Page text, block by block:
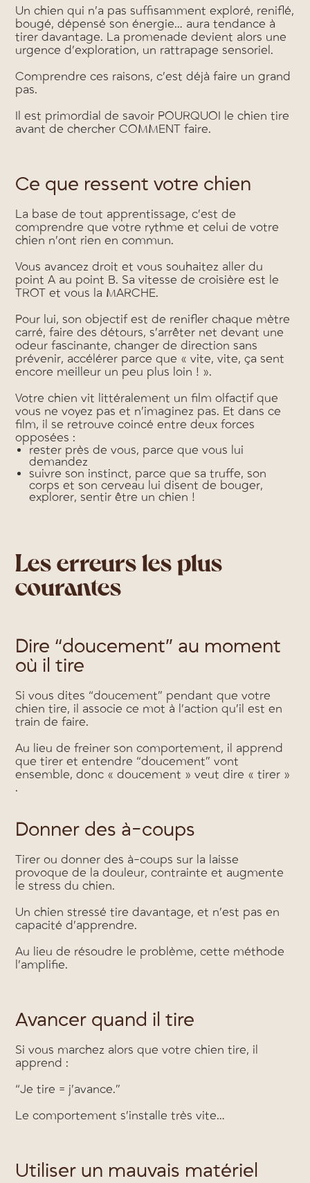
Un chien qui n’a pas suffisamment exploré, reniflé,
bougé, dépensé son énergie… aura tendance à
tirer davantage. La promenade devient alors une
urgence d’exploration, un rattrapage sensoriel.
Comprendre ces raisons, c’est déjà faire un grand
pas.
Il est primordial de savoir POURQUOI le chien tire
avant de chercher COMMENT faire.
Ce que ressent votre chien
La base de tout apprentissage, c’est de
comprendre que votre rythme et celui de votre
chien n’ont rien en commun.
Vous avancez droit et vous souhaitez aller du
point A au point B. Sa vitesse de croisière est le
TROT et vous la MARCHE.
Pour lui, son objectif est de renifler chaque mètre
carré, faire des détours, s’arrêter net devant une
odeur fascinante, changer de direction sans
prévenir, accélérer parce que « vite, vite, ça sent
encore meilleur un peu plus loin ! ».
Votre chien vit littéralement un film olfactif que
vous ne voyez pas et n’imaginez pas. Et dans ce
film, il se retrouve coincé entre deux forces
opposées :
rester près de vous, parce que vous lui
demandez
suivre son instinct, parce que sa truffe, son
corps et son cerveau lui disent de bouger,
explorer, sentir être un chien !
Les erreurs les plus
courantes
Dire “doucement” au moment
où il tire
Si vous dites “doucement” pendant que votre
chien tire, il associe ce mot à l’action qu’il est en
train de faire.
Au lieu de freiner son comportement, il apprend
que tirer et entendre “doucement” vont
ensemble, donc « doucement » veut dire « tirer »
.
Donner des à-coups
Tirer ou donner des à-coups sur la laisse
provoque de la douleur, contrainte et augmente
le stress du chien.
Un chien stressé tire davantage, et n’est pas en
capacité d’apprendre.
Au lieu de résoudre le problème, cette méthode
l’amplifie.
Avancer quand il tire
Si vous marchez alors que votre chien tire, il
apprend :
“Je tire = j’avance.”
Le comportement s’installe très vite…
Utiliser un mauvais matériel